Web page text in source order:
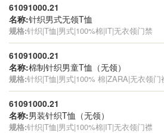
61091000.21
名称:针织男式无领T恤
规格:针织|T恤|男式|100%棉|IT|无衣领门禁
61091000.21
名称:棉制针织男童T恤（无领）
规格:针织|T恤|男式|100% 棉|ZARA|无衣领门
61091000.21
名称:男装针织T恤（无领）
规格:针织|T恤|男式|100%棉|IT|无衣领门襟